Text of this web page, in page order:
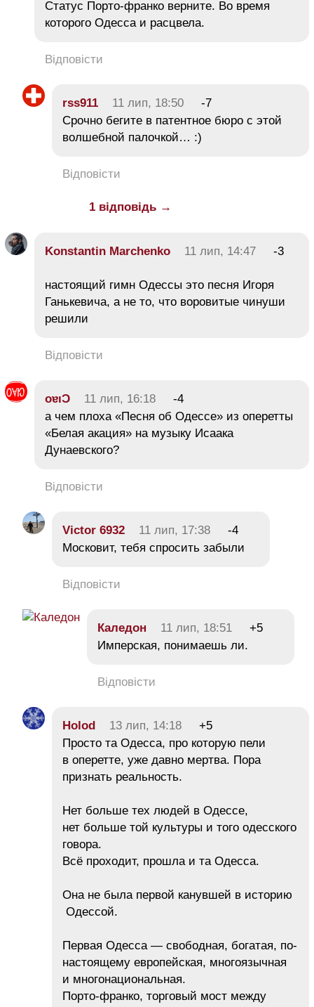
Статус Порто-франко верните. Во время
которого Одесса и расцвела.
Відповісти
rss911 11 лип, 18:50
-7
Срочно бегите в патентное бюро с этой
волшебной палочкой… :)
Відповісти
1 відповідь →
Konstantin Marchenko 11 лип, 14:47 -3
настоящий гимн Одессы это песня Игоря
Ганькевича, а не то, что воровитые чинуши
решили
Відповісти
oɐıƆ 11 лип, 16:18
-4
а чем плоха «Песня об Одессе» из оперетты
«Белая акация» на музыку Исаака
Дунаевского?
Відповісти
Victor 6932 11 лип, 17:38
-4
Московит, тебя спросить забыли
Відповісти
Каледон 11 лип, 18:51
+5
Имперская, понимаешь ли.
Відповісти
Holod 13 лип, 14:18
+5
Просто та Одесса, про которую пели
в оперетте, уже давно мертва. Пора
признать реальность.
Нет больше тех людей в Одессе,
нет больше той культуры и того одесского
говора.
Всё проходит, прошла и та Одесса.
Она не была первой канувшей в историю
Одессой.
Первая Одесса — свободная, богатая, по-
настоящему европейская, многоязычная
и многонациональная.
Порто-франко, торговый мост между